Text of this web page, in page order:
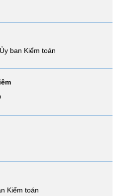
ban Kiểm toán
Kiểm toán